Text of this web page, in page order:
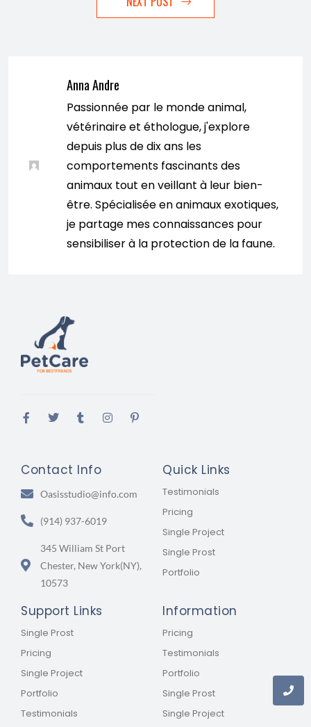
Anna Andre
Passionnée par le monde animal,
vétérinaire et éthologue, j'explore
depuis plus de dix ans les
comportements fascinants des
animaux tout en veillant à leur bien-
être. Spécialisée en animaux exotiques,
je partage mes connaissances pour
sensibiliser à la protection de la faune.
Contact Info
Oasisstudio@info.com
(914) 937-6019
345 William St Port
Chester, New York(NY),
10573
Quick Links
Testimonials
Pricing
Single Project
Single Prost
Portfolio
Support Links
Single Prost
Pricing
Single Project
Portfolio
Testimonials
Information
Pricing
Testimonials
Portfolio
Single Prost
Single Project